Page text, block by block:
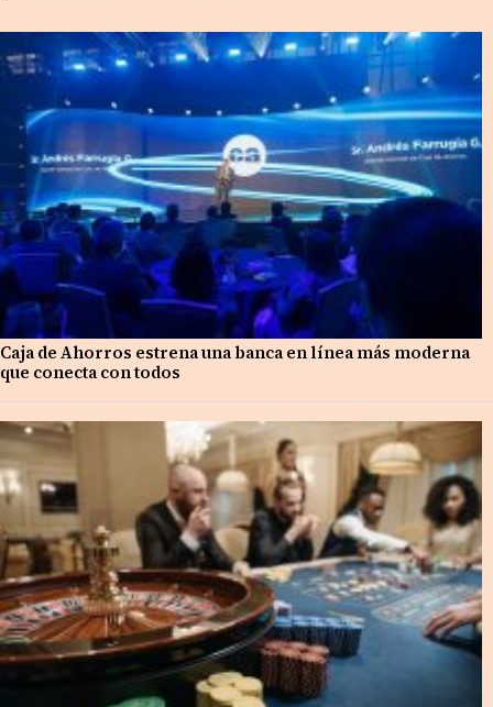
Caja de Ahorros estrena una banca en línea más moderna
que conecta con todos